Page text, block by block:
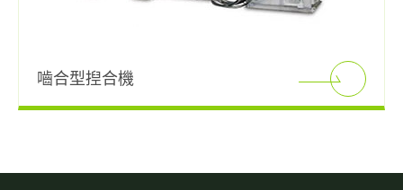
嚙合型揑合機